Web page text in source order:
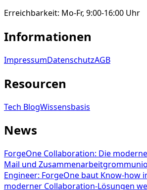
Erreichbarkeit: Mo-Fr, 9:00-16:00 Uhr
Informationen
ImpressumDatenschutzAGB
Resourcen
Tech BlogWissensbasis
News
ForgeOne Collaboration: Die
Mail und Zusammenarbeit
Engineer: ForgeOne baut Know-how
moderner Collaboration-Lösungen